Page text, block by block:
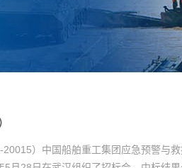
）中国船舶重工集团应急预警与